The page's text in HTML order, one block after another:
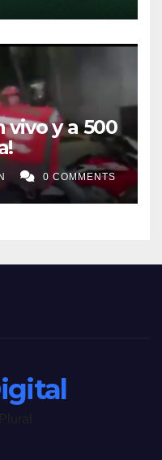
vivo y a 500
0 COMMENTS